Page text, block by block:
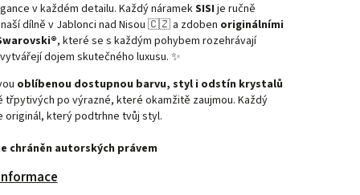
v každém detailu. Každý náramekSISI je ručně
dílně v Jablonci nad Nisou 🇨🇿 a zdoben originálními
, které se s každým pohybem rozehrávají
dojem skutečného luxusu. ✨
oblíbenou dostupnou barvu, styl i odstín krystalů
třpytivých po výrazné, které okamžitě zaujmou. Každý
originál, který podtrhne tvůj styl.
chráněn autorských právem